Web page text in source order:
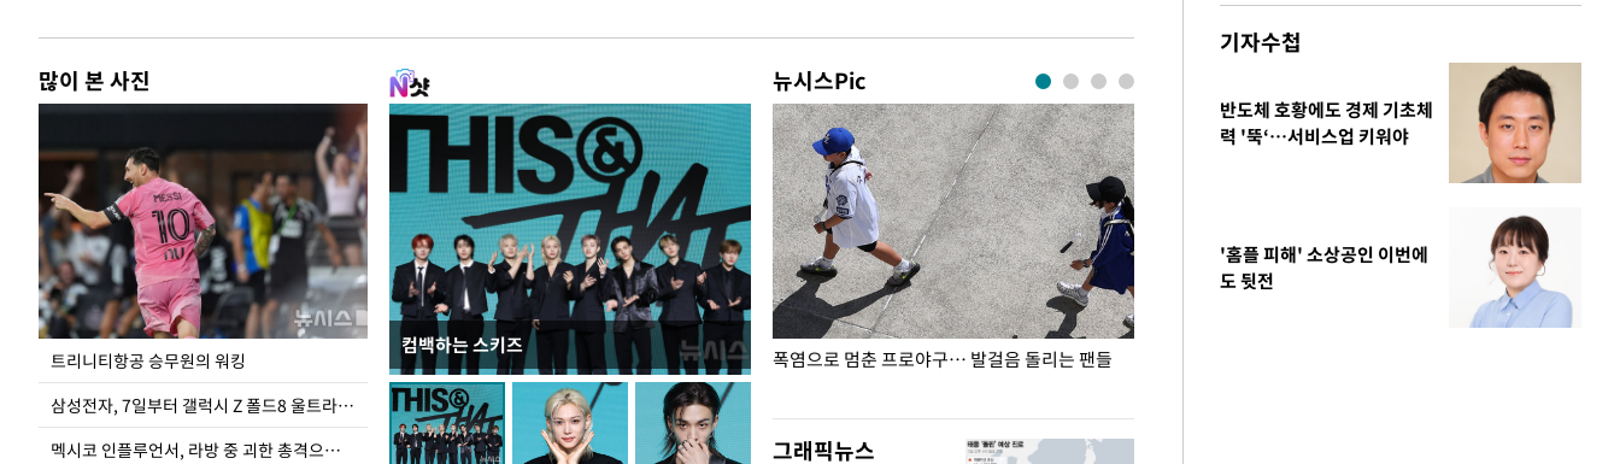
많이 본 사진
트리니티항공 승무원의 워킹
삼성전자, 7일부터 갤럭시 Z 폴드8 울트라·폴드8·플립8 출시
멕시코 인플루언서, 라방 중 괴한 총격으로 사망
컴백하는 스키즈
뉴시스Pic
입추 하루 앞둔 전남광주… 열화상 카메라에 담긴
폭염
폭염으로 멈춘 프로야구… 발걸음 돌리는 팬들
그래픽뉴스
기자수첩
반도체 호황에도 경제 기초체
력 '뚝‘…서비스업 키워야
'홈플 피해' 소상공인 이번에
도 뒷전